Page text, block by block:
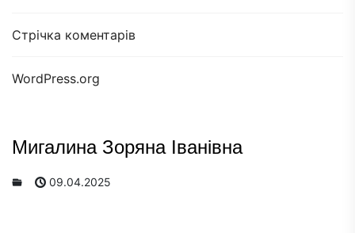
Стрічка коментарів
WordPress.org
Мигалина Зоряна Іванівна
09.04.2025